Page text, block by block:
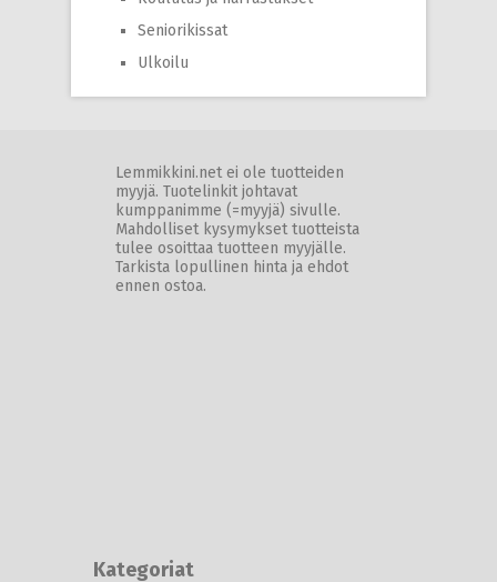
Seniorikissat
Ulkoilu
Lemmikkini.net ei ole tuotteiden
myyjä. Tuotelinkit johtavat
kumppanimme (=myyjä) sivulle.
Mahdolliset kysymykset tuotteista
tulee osoittaa tuotteen myyjälle.
Tarkista lopullinen hinta ja ehdot
ennen ostoa.
Kategoriat